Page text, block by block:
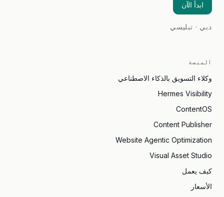
ابدأ الآن
دبي · تبليسي
المنصة
وكلاء التسويق بالذكاء الاصطناعي
Hermes Visibility
ContentOS
Content Publisher
Website Agentic Optimization
Visual Asset Studio
كيف يعمل
الأسعار